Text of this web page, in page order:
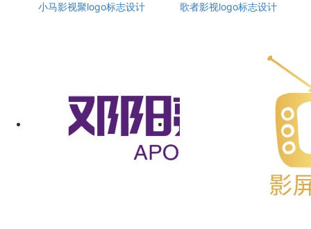
小马影视聚logo标志设计
歌者影视logo标志设计